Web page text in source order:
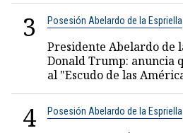
3 Posesión Abelardo de la Espriella
Presidente Abelardo de
Donald Trump: anuncia
al "Escudo de las
4 Posesión Abelardo de la Espriella